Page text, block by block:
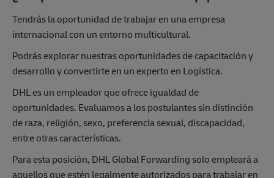
Tendrás la oportunidad de trabajar en una empresa
internacional con un entorno multicultural.
Podrás explorar nuestras oportunidades de capacitación y
desarrollo y convertirte en un experto en Logística.
DHL es un empleador que ofrece igualdad de
oportunidades. Evaluamos a los postulantes sin distinción
de raza, religión, sexo, preferencia sexual, discapacidad,
entre otras características.
Para esta posición, DHL Global Forwarding solo empleará a
aquellos que estén legalmente autorizados para trabajar en